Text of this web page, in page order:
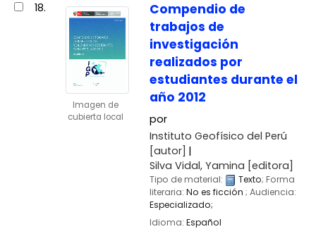
18.
Imagen de
cubierta local
Compendio de
trabajos de
investigación
realizados por
estudiantes durante el
año 2012
por
Instituto Geofísico del Perú
[autor]
Silva Vidal, Yamina [editora]
Tipo de material: Texto; Forma
literaria: No es ficción ; Audiencia:
Especializado;
Idioma: Español